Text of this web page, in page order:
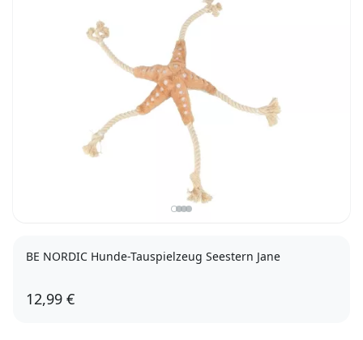
BE NORDIC Hunde-Tauspielzeug Seestern Jane
12,99 €